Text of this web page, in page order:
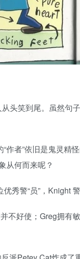
头笑到尾。虽然
作者”依旧是鬼灵精
从何而来呢？
秀警“员”，Knight
不好使；Greg拥有